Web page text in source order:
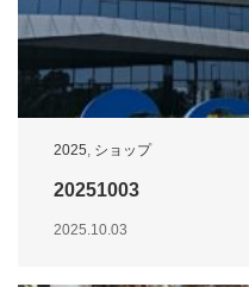
2025, ショップ
20251003
2025.10.03